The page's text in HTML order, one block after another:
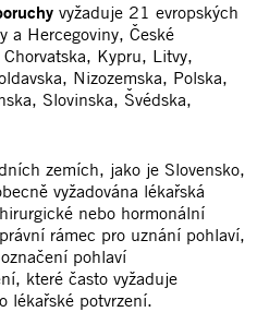
vyžaduje 21 evropských
a Hercegoviny, České
Kypru, Litvy,
Nizozemska, Polska,
Slovinska, Švédska,
zemích, jako je Slovensko,
vyžadována lékařská
nebo hormonální
rámec pro uznání pohlaví,
pohlaví
které často vyžaduje
lékařské potvrzení.